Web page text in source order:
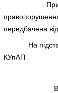
При
передбачена
На підставі
КУпАП